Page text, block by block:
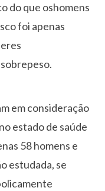
do que oshomens
foi apenas
em consideração
estado de saúde
58 homens e
estudada, se